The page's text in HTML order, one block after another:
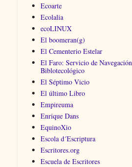
Ecoarte
Ecolalia
ecoLINUX
El boomeran(g)
El Cementerio Estelar
El Faro: Servicio de Navegación
Biblotecológico
El Séptimo Vicio
El último Libro
Empireuma
Enrique Dans
EquinoXio
Escola d´Escriptura
Escritores.org
Escuela de Escritores